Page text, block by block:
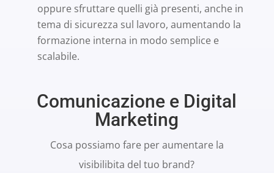
oppure sfruttare quelli già presenti, anche in
tema di sicurezza sul lavoro, aumentando la
formazione interna in modo semplice e
scalabile.
Comunicazione e Digital
Marketing
Cosa possiamo fare per aumentare la
visibilibita del tuo brand?